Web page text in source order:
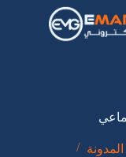
المدونة